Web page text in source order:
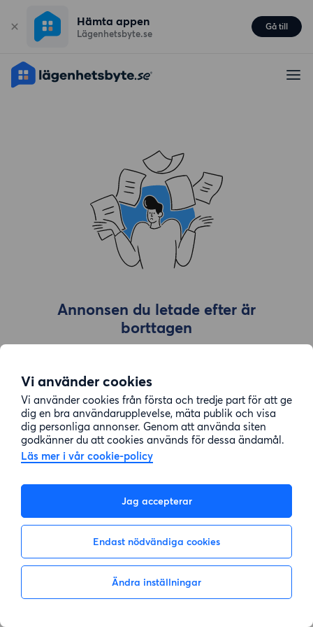
Vi använder cookies
Vi använder cookies från första och tredje part för att ge
dig en bra användarupplevelse, mäta publik och visa
dig personliga annonser. Genom att använda siten
godkänner du att cookies används för dessa ändamål.
Läs mer i vår cookie-policy
Jag accepterar
Endast nödvändiga cookies
Ändra inställningar
Hämta appen
Lägenhetsbyte.se
Gå till
Annonsen du letade efter är
borttagen
Gå till sök